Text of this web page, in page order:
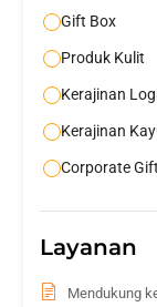
Gift Box
Produk Kulit
Kerajinan
Kerajinan
Corporate Gift
Layanan
Mendukung